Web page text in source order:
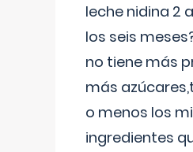
leche nidina 2
los seis
no tiene más
más
o menos los
ingredientes